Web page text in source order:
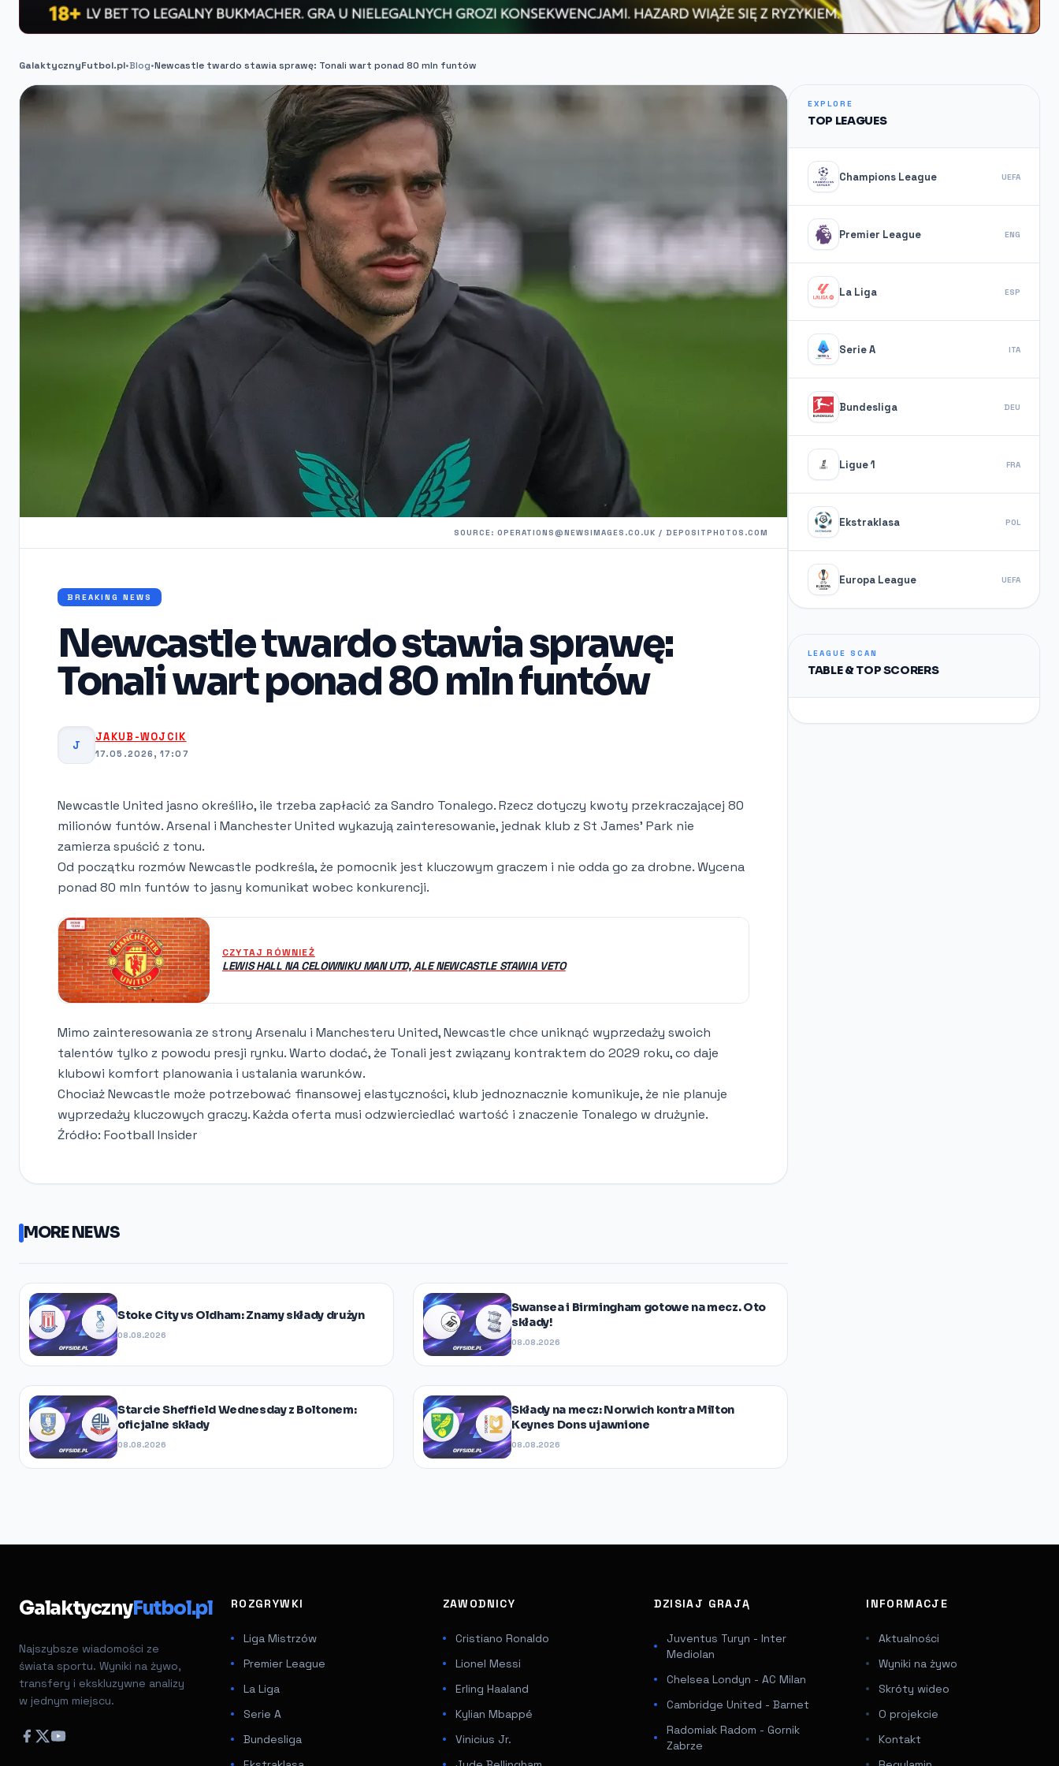
GalaktycznyFutbol.pl•Blog•Newcastle twardo stawia sprawę: Tonali wart ponad 80 mln funtów
SOURCE: OPERATIONS@NEWSIMAGES.CO.UK / DEPOSITPHOTOS.COM
BREAKING NEWS
Newcastle twardo stawia sprawę:
Tonali wart ponad 80 mln funtów
J
JAKUB-WOJCIK
17.05.2026, 17:07
Newcastle United jasno określiło, ile trzeba zapłacić za Sandro Tonalego. Rzecz dotyczy kwoty przekraczającej 80
milionów funtów. Arsenal i Manchester United wykazują zainteresowanie, jednak klub z St James’ Park nie
zamierza spuścić z tonu.
Od początku rozmów Newcastle podkreśla, że pomocnik jest kluczowym graczem i nie odda go za drobne. Wycena
ponad 80 mln funtów to jasny komunikat wobec konkurencji.
CZYTAJ RÓWNIEŻ
LEWIS HALL NA CELOWNIKU MAN UTD, ALE NEWCASTLE STAWIA VETO
Mimo zainteresowania ze strony Arsenalu i Manchesteru United, Newcastle chce uniknąć wyprzedaży swoich
talentów tylko z powodu presji rynku. Warto dodać, że Tonali jest związany kontraktem do 2029 roku, co daje
klubowi komfort planowania i ustalania warunków.
Chociaż Newcastle może potrzebować finansowej elastyczności, klub jednoznacznie komunikuje, że nie planuje
wyprzedaży kluczowych graczy. Każda oferta musi odzwierciedlać wartość i znaczenie Tonalego w drużynie.
Źródło: Football Insider
MORE NEWS
Stoke City vs Oldham: Znamy składy drużyn
08.08.2026
Swansea i Birmingham gotowe na mecz. Oto
składy!
08.08.2026
Starcie Sheffield Wednesday z Boltonem:
oficjalne składy
08.08.2026
Składy na mecz: Norwich kontra Milton
Keynes Dons ujawnione
08.08.2026
EXPLORE
TOP LEAGUES
Champions League UEFA
Premier League ENG
La Liga ESP
Serie A ITA
Bundesliga DEU
Ligue 1 FRA
Ekstraklasa POL
Europa League UEFA
LEAGUE SCAN
TABLE & TOP SCORERS
GalaktycznyFutbol.pl
Najszybsze wiadomości ze
świata sportu. Wyniki na żywo,
transfery i ekskluzywne analizy
w jednym miejscu.
ROZGRYWKI
Liga Mistrzów
Premier League
La Liga
Serie A
Bundesliga
ZAWODNICY
Cristiano Ronaldo
Lionel Messi
Erling Haaland
Kylian Mbappé
Vinicius Jr.
DZISIAJ GRAJĄ
Juventus Turyn - Inter
Mediolan
Chelsea Londyn - AC Milan
Cambridge United - Barnet
Radomiak Radom - Gornik
Zabrze
INFORMACJE
Aktualności
Wyniki na żywo
Skróty wideo
O projekcie
Kontakt